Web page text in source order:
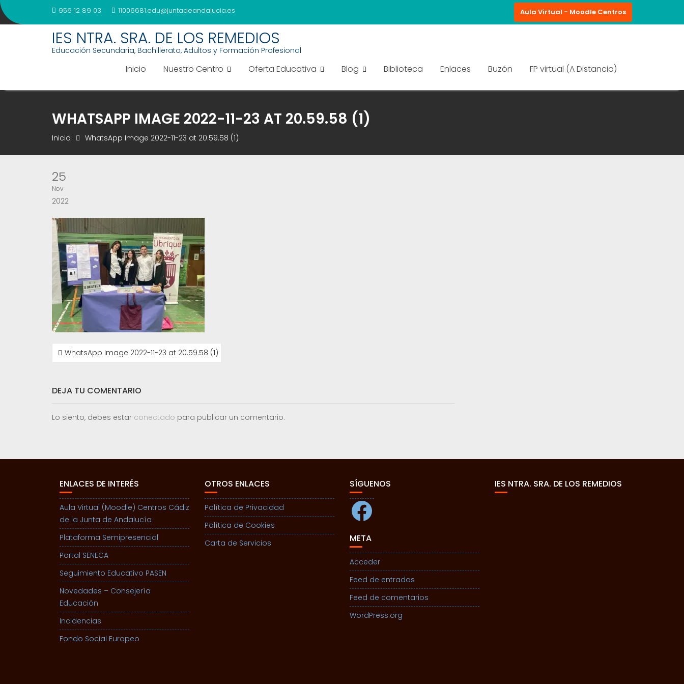
Saltar
al
956 12 89 03 11006681.edu@juntadeandalucia.es Aula Virtual - Moodle Centros
IES NTRA. SRA. DE LOS REMEDIOS
Educación Secundaria, Bachillerato, Adultos y Formación Profesional
Inicio Nuestro Centro Oferta Educativa Blog Biblioteca Enlaces Buzón FP virtual (A Distancia)
WHATSAPP IMAGE 2022-11-23 AT 20.59.58 (1)
Inicio WhatsApp Image 2022-11-23 at 20.59.58 (1)
25
Nov
2022
NAVEGACIÓN
DEWhatsApp Image 2022-11-23 at 20.59.58 (1)
DEJA TU COMENTARIO
Lo siento, debes estar conectado para publicar un comentario.
ENLACES DE INTERÉS
Aula Virtual (Moodle) Centros Cádiz
de la Junta de Andalucía
Plataforma Semipresencial
Portal SENECA
Seguimiento Educativo PASEN
Novedades – Consejería
Educación
Incidencias
Fondo Social Europeo
OTROS ENLACES
Política de Privacidad
Política de Cookies
Carta de Servicios
SÍGUENOS
Facebook
META
Acceder
Feed de entradas
Feed de comentarios
WordPress.org
IES NTRA. SRA. DE LOS REMEDIOS